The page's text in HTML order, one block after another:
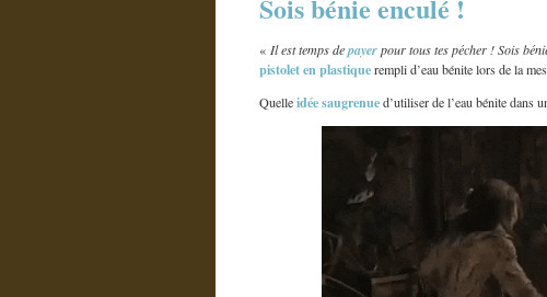
Sois bénie enculé !
« Il est temps depayerpour tous tes pécher ! Sois
pistolet en plastiquerempli d’eau bénite lors de la
Quelleidée saugrenued’utiliser de l’eau bénite dans